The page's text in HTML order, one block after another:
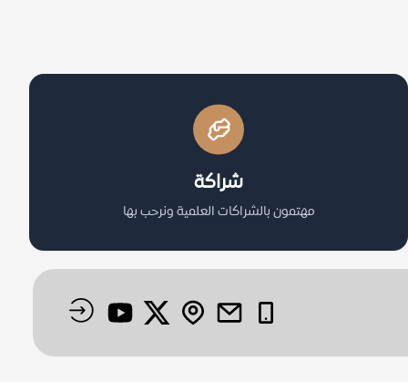
شراكة
مهتمون بالشراكات العلمية ونرحب بها